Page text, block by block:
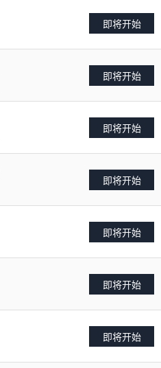
即将开始
即将开始
即将开始
即将开始
即将开始
即将开始
即将开始